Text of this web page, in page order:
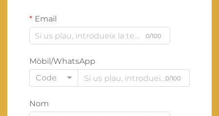
Email
0/100
Mòbil/WhatsApp
Code
0/100
Nom